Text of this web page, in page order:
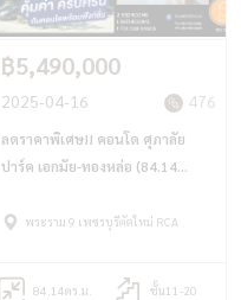
฿5,490,000
2025-04-16 476
ลดราคาพิเศษ!! คอนโด ศุภาลัย
ปาร์ค เอกมัย-ทองหล่อ (84.14
BTS เอกมัย
พระราม 9 เพชรบุรีตัดใหม่ RCA
84.14ตร.ม. ชั้น11-20